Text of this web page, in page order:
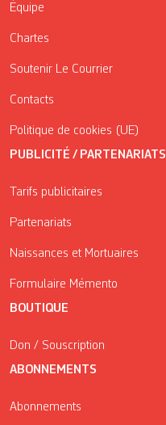
Équipe
Chartes
Soutenir Le Courrier
Contacts
Politique de cookies (UE)
PUBLICITÉ / PARTENARIATS
Tarifs publicitaires
Partenariats
Naissances et Mortuaires
Formulaire Mémento
BOUTIQUE
Don / Souscription
ABONNEMENTS
Abonnements